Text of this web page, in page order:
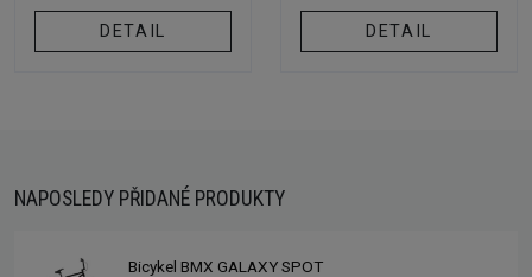
DETAIL DETAIL
NAPOSLEDY PŘIDANÉ PRODUKTY
Bicykel BMX GALAXY SPOT